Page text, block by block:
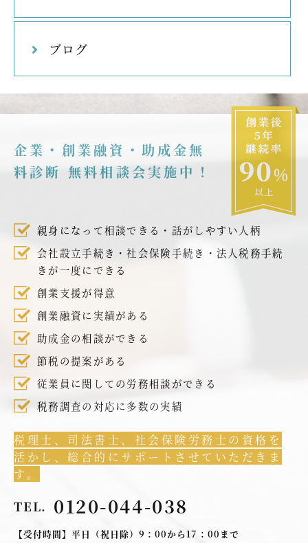
ブログ
企業・創業融資・助成金無
料診断 無料相談会実施中！
親身になって相談できる・話がしやすい人柄
会社設立手続き・社会保険手続き・法人税務手続
きが一度にできる
創業支援が得意
創業融資に実績がある
助成金の相談ができる
節税の提案がある
従業員に関しての労務相談ができる
税務調査の対応に多数の実績
税理士、司法書士、社会保険労務士の資格を
活かし、総合的にサポートさせていただきま
す。
TEL. 0120-044-038
【受付時間】平日（祝日除）9：00から17：00まで